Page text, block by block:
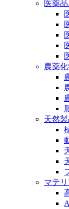
医薬
農薬
天然
マテ